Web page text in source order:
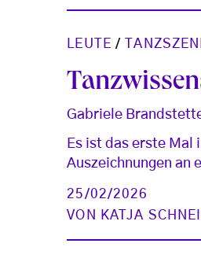
LEUTE /
Gabriele
Es ist das erste Mal
Auszeichnungen an
25/02/2026
VON
KATJA